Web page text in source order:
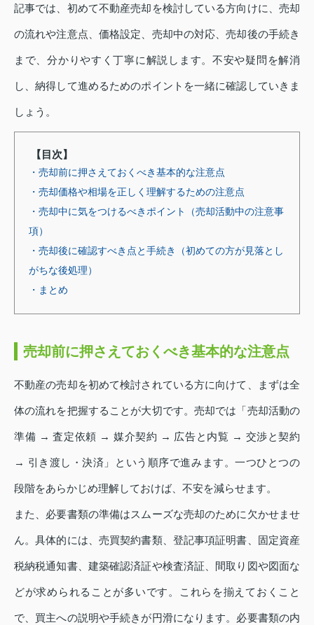
記事では、初めて不動産売却を検討している方向けに、売却
の流れや注意点、価格設定、売却中の対応、売却後の手続き
まで、分かりやすく丁寧に解説します。不安や疑問を解消
し、納得して進めるためのポイントを一緒に確認していきま
しょう。
【目次】
・売却前に押さえておくべき基本的な注意点
・売却価格や相場を正しく理解するための注意点
・売却中に気をつけるべきポイント（売却活動中の注意事
項）
・売却後に確認すべき点と手続き（初めての方が見落とし
がちな後処理）
・まとめ
売却前に押さえておくべき基本的な注意点
不動産の売却を初めて検討されている方に向けて、まずは全
体の流れを把握することが大切です。売却では「売却活動の
準備 → 査定依頼 → 媒介契約 → 広告と内覧 → 交渉と契約
→ 引き渡し・決済」という順序で進みます。一つひとつの
段階をあらかじめ理解しておけば、不安を減らせます。
また、必要書類の準備はスムーズな売却のために欠かせませ
ん。具体的には、売買契約書類、登記事項証明書、固定資産
税納税通知書、建築確認済証や検査済証、間取り図や図面な
どが求められることが多いです。これらを揃えておくこと
で、買主への説明や手続きが円滑になります。必要書類の内